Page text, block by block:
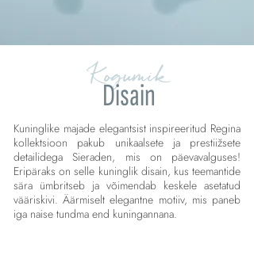
Kogumik
Disain
Kuninglike majade elegantsist inspireeritud Regina
kollektsioon pakub unikaalsete ja prestiižsete
detailidega Sieraden, mis on päevavalguses!
Eripäraks on selle kuninglik disain, kus teemantide
sära ümbritseb ja võimendab keskele asetatud
vääriskivi. Äärmiselt elegantne motiiv, mis paneb
iga naise tundma end kuningannana.